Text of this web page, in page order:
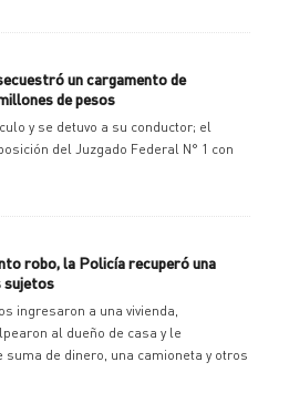
un cargamento de
de pesos
y se detuvo a su conductor; el
del Juzgado Federal N° 1 con
robo, la Policía recuperó una
sujetos
ingresaron a una vivienda,
al dueño de casa y le
de dinero, una camioneta y otros